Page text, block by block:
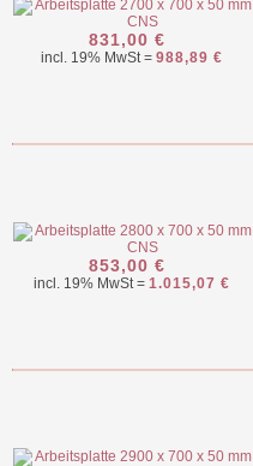
831,00 €
incl. 19% MwSt = 988,89 €
853,00 €
incl. 19% MwSt = 1.015,07 €